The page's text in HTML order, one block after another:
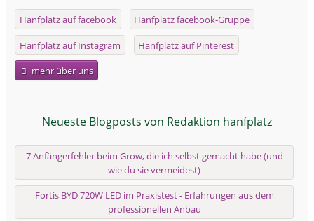
Hanfplatz auf facebook Hanfplatz facebook-Gruppe
Hanfplatz auf Instagram Hanfplatz auf Pinterest
mehr über uns
Neueste Blogposts von Redaktion hanfplatz
7 Anfängerfehler beim Grow, die ich selbst gemacht habe (und
wie du sie vermeidest)
Fortis BYD 720W LED im Praxistest - Erfahrungen aus dem
professionellen Anbau